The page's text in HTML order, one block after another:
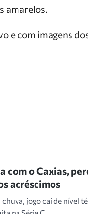
amarelos.
e com imagens
com o Caxias,
acréscimos
jogo cai de nível